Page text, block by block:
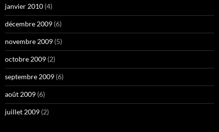
janvier 2010 (4)
décembre 2009 (6)
novembre 2009 (5)
octobre 2009 (2)
septembre 2009 (6)
août 2009 (6)
juillet 2009 (2)